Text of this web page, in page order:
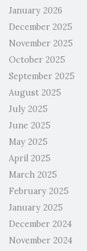
January 2026
December 2025
November 2025
October 2025
September 2025
August 2025
July 2025
June 2025
May 2025
April 2025
March 2025
February 2025
January 2025
December 2024
November 2024